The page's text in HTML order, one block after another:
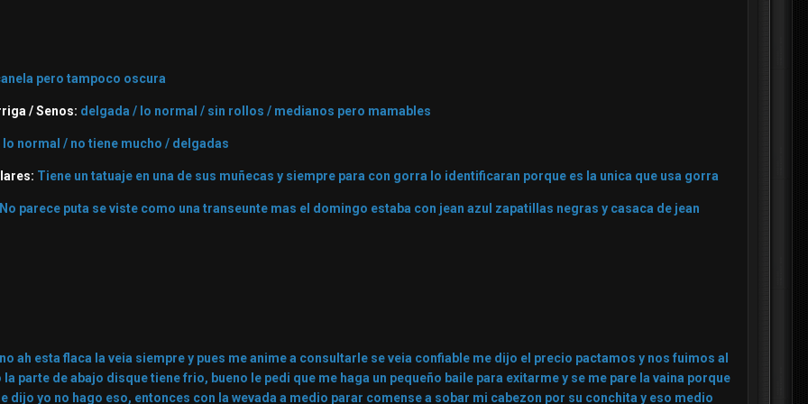
pero tampoco oscura
/ Senos: delgada / lo normal / sin rollos / medianos pero mamables
lo normal / no tiene mucho / delgadas
Tiene un tatuaje en una de sus muñecas y siempre para con gorra lo identificaran porque es la unica que usa gorra
No parece puta se viste como una transeunte mas el domingo estaba con jean azul zapatillas negras y casaca de jean
ah esta flaca la veia siempre y pues me anime a consultarle se veia confiable me dijo el precio pactamos y nos fuimos al
parte de abajo disque tiene frio, bueno le pedi que me haga un pequeño baile para exitarme y se me pare la vaina porque
dijo yo no hago eso, entonces con la wevada a medio parar comense a sobar mi cabezon por su conchita y eso medio